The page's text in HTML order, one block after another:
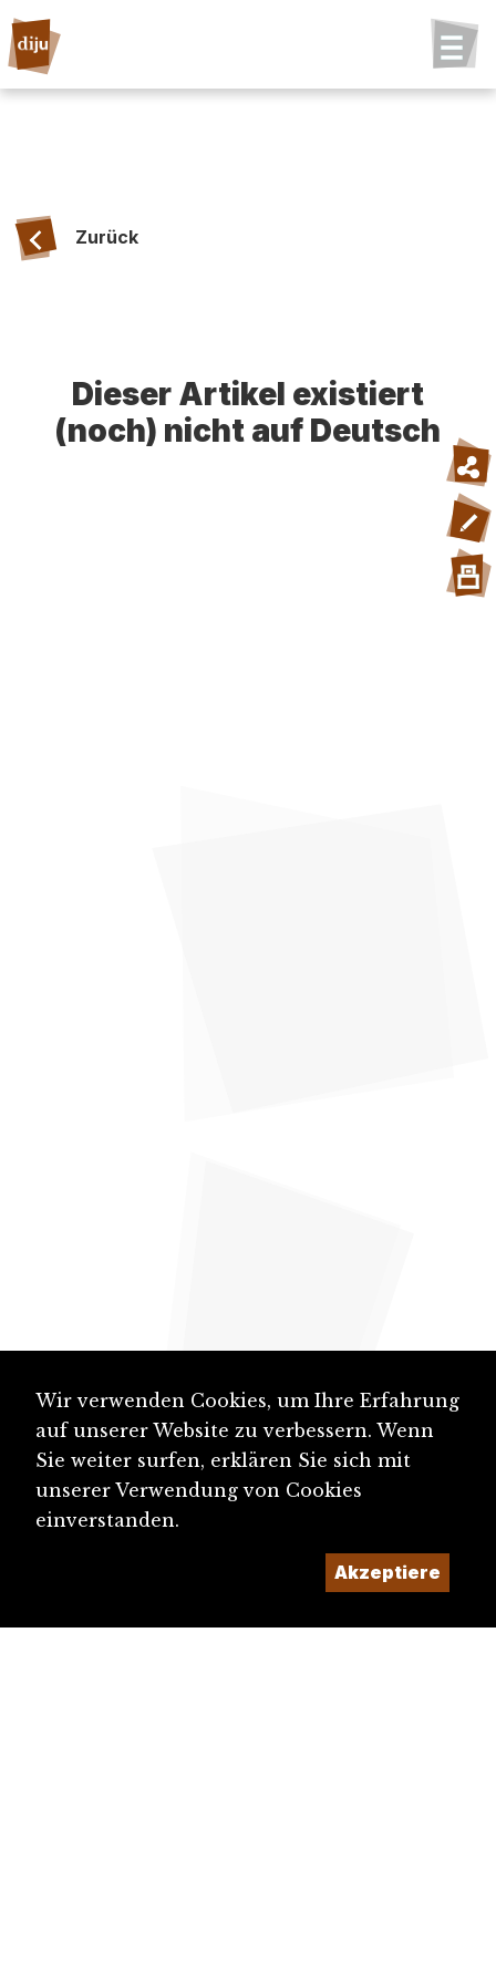
Zurück
Dieser Artikel existiert
(noch) nicht auf Deutsch
Wir verwenden Cookies, um Ihre Erfahrung
auf unserer Website zu verbessern. Wenn
Sie weiter surfen, erklären Sie sich mit
unserer Verwendung von Cookies
einverstanden.
Akzeptiere